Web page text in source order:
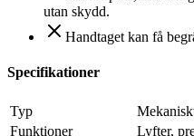
utan skydd.
Handtaget kan få
Specifikationer
Typ
Funktioner
Lyfter,